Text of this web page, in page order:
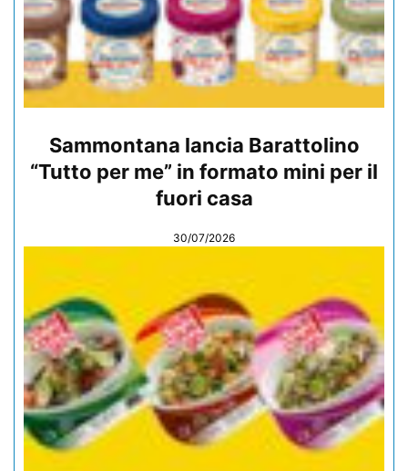
Sammontana lancia Barattolino
“Tutto per me” in formato mini per il
fuori casa
30/07/2026